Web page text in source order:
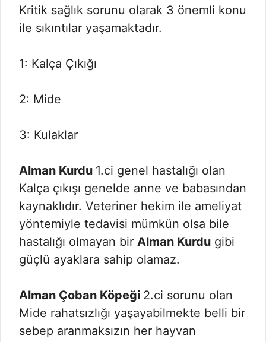
Kritik sağlık sorunu olarak 3 önemli konu
ile sıkıntılar yaşamaktadır.
1: Kalça Çıkığı
2: Mide
3: Kulaklar
Alman Kurdu 1.ci genel hastalığı olan
Kalça çıkışı genelde anne ve babasından
kaynaklıdır. Veteriner hekim ile ameliyat
yöntemiyle tedavisi mümkün olsa bile
hastalığı olmayan bir Alman Kurdu gibi
güçlü ayaklara sahip olamaz.
Alman Çoban Köpeği 2.ci sorunu olan
Mide rahatsızlığı yaşayabilmekte belli bir
sebep aranmaksızın her hayvan